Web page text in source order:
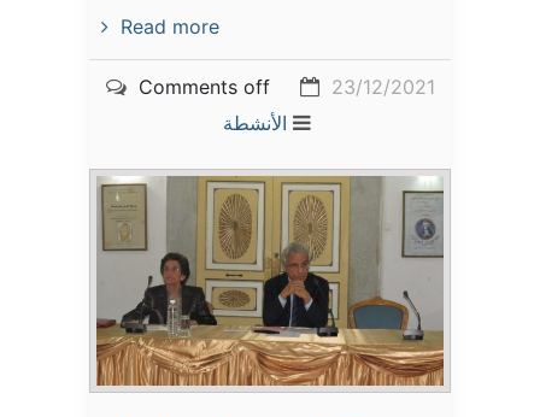
Read more
23/12/2021
Comments off
الأنشطة